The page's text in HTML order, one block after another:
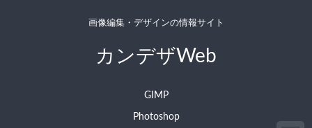
画像編集・デザインの情報サイト
カンデザWeb
GIMP
Photoshop